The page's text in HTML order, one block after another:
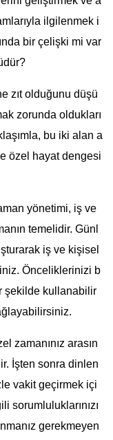
ilgilenmek i
bir çelişki mi var
zıt olduğunu düşü
zorunda oldukları
bu iki alan a
özel hayat dengesi
yönetimi, iş ve
temelidir. Günl
iş ve kişisel
Önceliklerinizi b
şekilde kullanabilir
zamanınız arasın
İşten sonra dinlen
vakit geçirmek içi
sorumluluklarınızı
gerekmeyen